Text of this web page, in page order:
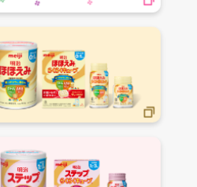
157
00
・弊社指定休業日を除く）
となります。
当選は無効となります。その